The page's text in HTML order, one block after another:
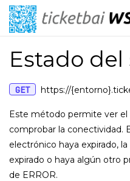
Estado
GET https://
Este método permite ver el
comprobar la conectividad.
electrónico haya expirado,
expirado o haya algún otro
de ERROR.